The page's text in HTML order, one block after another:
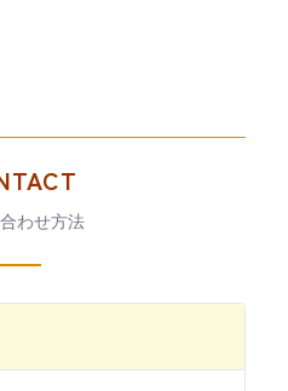
わせ方法